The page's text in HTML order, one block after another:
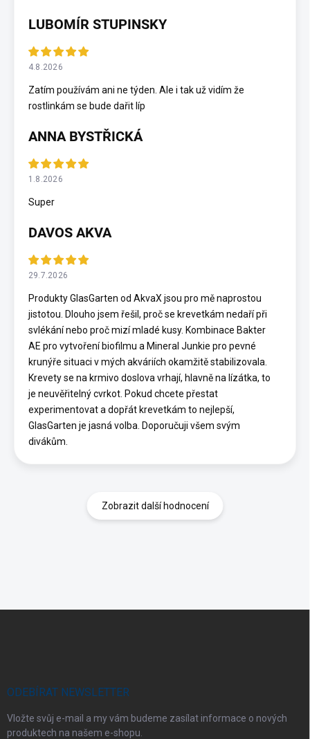
LUBOMÍR STUPINSKY
4.8.2026
Zatím používám ani ne týden. Ale i tak už vidím že
rostlinkám se bude dařit líp
ANNA BYSTŘICKÁ
1.8.2026
Super
DAVOS AKVA
29.7.2026
Produkty GlasGarten od AkvaX jsou pro mě naprostou
jistotou. Dlouho jsem řešil, proč se krevetkám nedaří při
svlékání nebo proč mizí mladé kusy. Kombinace Bakter
AE pro vytvoření biofilmu a Mineral Junkie pro pevné
krunýře situaci v mých akváriích okamžitě stabilizovala.
Krevety se na krmivo doslova vrhají, hlavně na lízátka, to
je neuvěřitelný cvrkot. Pokud chcete přestat
experimentovat a dopřát krevetkám to nejlepší,
GlasGarten je jasná volba. Doporučuji všem svým
divákům.
Zobrazit další hodnocení
ODEBÍRAT NEWSLETTER
Vložte svůj e-mail a my vám budeme zasílat informace o nových
produktech na našem e-shopu.